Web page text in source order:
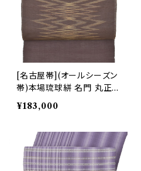
[名古屋帯](オールシーズン
帯)本場琉球絣 名門 丸正
織物 謹製 九寸帯 正絹 日
本製(商品番号:21262)
¥183,000